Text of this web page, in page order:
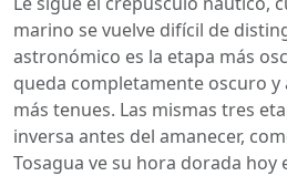
marino se vuelve difícil de
astronómico es la etapa más
queda completamente oscuro y
más tenues. Las mismas tres
inversa antes del amanecer,
Tosagua ve su hora dorada hoy